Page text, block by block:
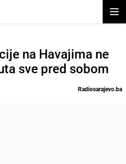
na Havajima ne
sve pred sobom
Radiosarajevo.ba